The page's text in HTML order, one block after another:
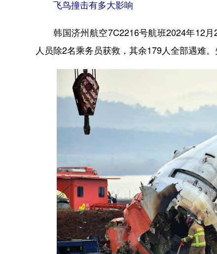
飞鸟撞击有多大影响
韩国济州航空7C2216号航班2024年12月
人员除2名乘务员获救，其余179人全部遇难